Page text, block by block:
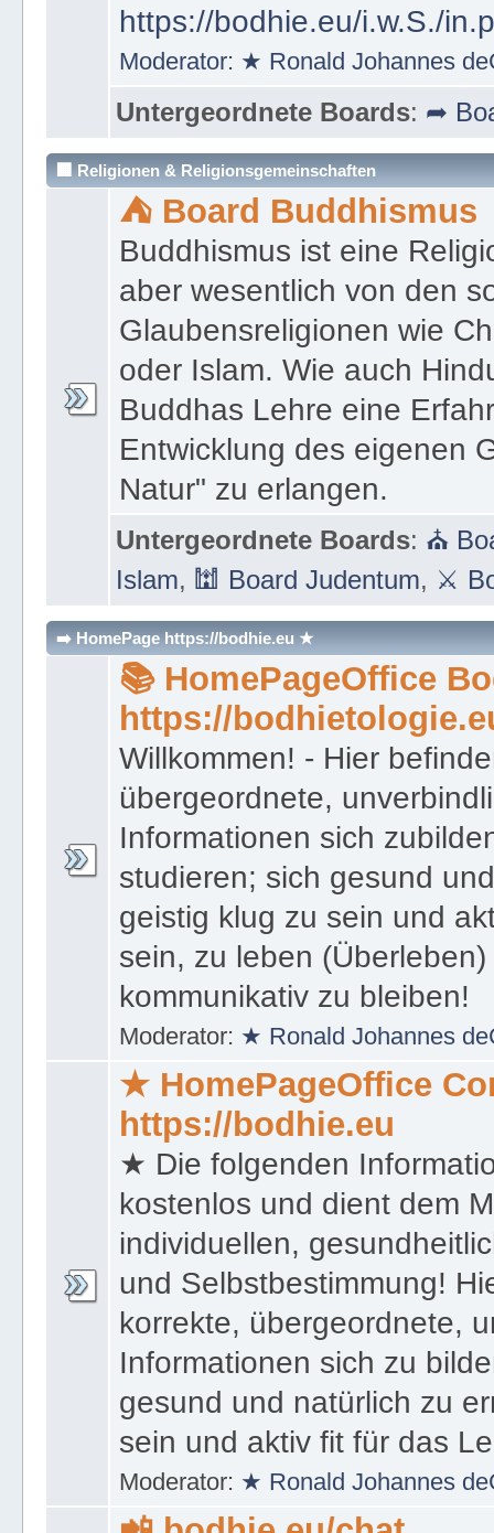
https://bodhie.eu/i.w.S./
Moderator: ★ Ronald Johannes
Untergeordnete Boards: ➦
🏢 Religionen & Religionsgemeinschaften
⛺ Board Buddhismus
Buddhismus ist eine
aber wesentlich von den
Glaubensreligionen wie
oder Islam. Wie auch
Buddhas Lehre eine
Entwicklung des eigenen
Natur" zu erlangen.
Untergeordnete Boards: ⛪
Islam, 🕍 Board Judentum, ⚔
➡️ HomePage https://bodhie.eu ★
📚 HomePageOffice
https://
Willkommen! - Hier
übergeordnete,
Informationen sich
studieren; sich gesund
geistig klug zu sein und
sein, zu leben
kommunikativ zu bleiben!
Moderator: ★ Ronald Johannes
★ HomePageOffice
https://bodhie.eu
★ Die folgenden
kostenlos und dient dem
individuellen,
und Selbstbestimmung!
korrekte, übergeordnete,
Informationen sich zu
gesund und natürlich zu
sein und aktiv fit für das
Moderator: ★ Ronald Johannes